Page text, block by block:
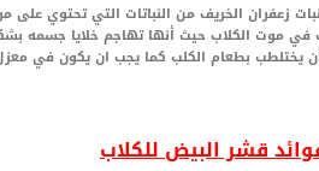
نبات زعفران الخريف من النباتات التي
موت الكلاب حيث أنها تهاجم خلايا جسمه
يختلطب بطعام الكلب كما يجب ان يكون في
قشر البيض للكلاب